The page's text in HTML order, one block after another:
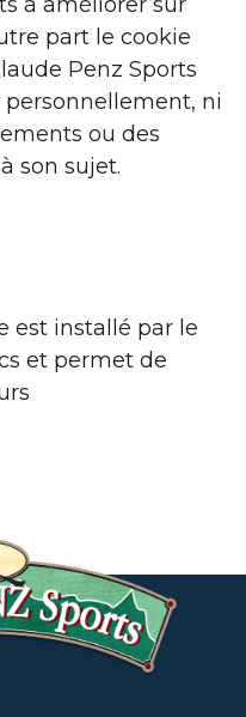
part le cookie
Penz Sports
personnellement, ni
ou des
son sujet.
est installé par le
et permet de